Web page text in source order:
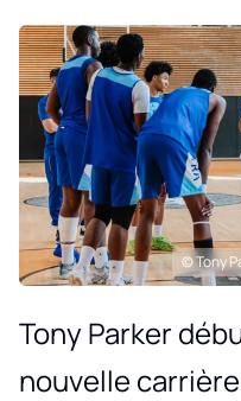
© Tony
Tony Parker
nouvelle